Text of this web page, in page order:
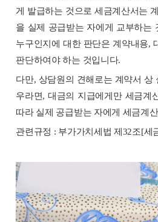
게 발급하는 것으로 세금계산서는
을 실제 공급받는 자에게 교부하는
누구인지에 대한 판단은 계약내용,
판단하여야 하는 것입니다.
다만, 상담원의 견해로는 계약서 상
우라면, 대금의 지급에게만 세금계
따라 실제 공급받는 자에게 세금계
관련규정 : 부가가치세법 제32조[세